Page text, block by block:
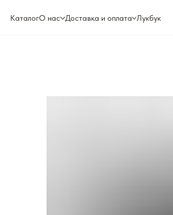
КаталогО нас Доставка и оплата Лукбук